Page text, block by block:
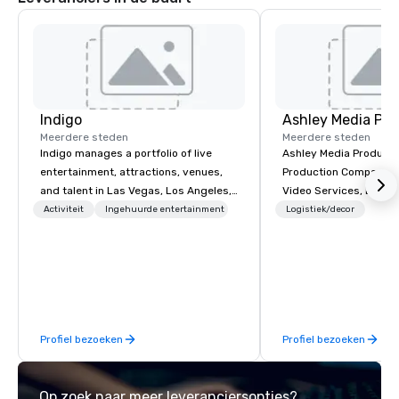
Indigo
Meerdere steden
Indigo manages a portfolio of live
entertainment, attractions, venues,
and talent in Las Vegas, Los Angeles,
and Atlantic City. We specialize in
direct line of communication, and
unparalleled customer service.
Activiteit Ingehuurde entertainment
Profiel bezoeken
Ashley Media
Meerdere steden
Ashley Media
Production Company
Video Services, Event
Traditional Video
Logistiek/decor
Profiel bezoeken